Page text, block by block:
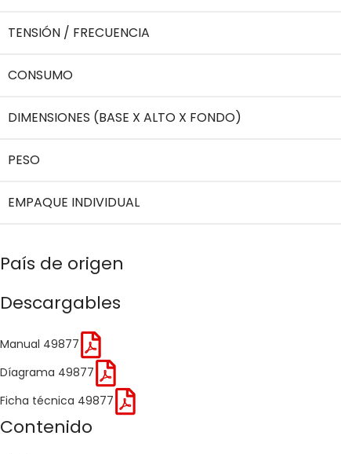
TENSIÓN / FRECUENCIA
CONSUMO
DIMENSIONES (BASE X ALTO X FONDO)
PESO
EMPAQUE INDIVIDUAL
País de origen
Descargables
Manual 49877
Díagrama 49877
Ficha técnica 49877
Contenido